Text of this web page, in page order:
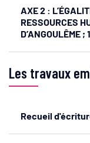
AXE 2 :
RESSOURCES
D’ANGOULÊME
Les travaux
Recueil